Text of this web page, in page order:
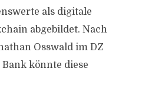
als digitale
abgebildet. Nach
Osswald im DZ
könnte diese